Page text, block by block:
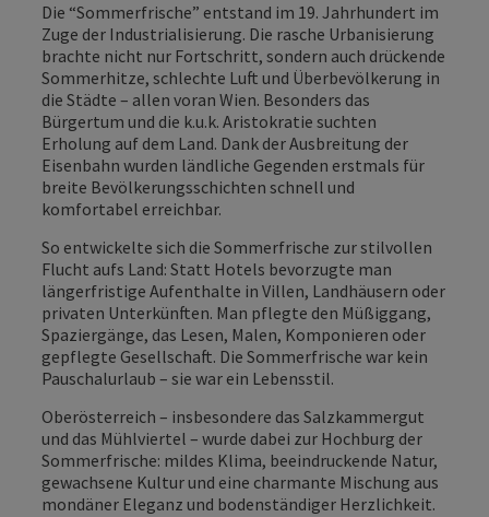
Die “Sommerfrische” entstand im 19. Jahrhundert im
Zuge der Industrialisierung. Die rasche Urbanisierung
brachte nicht nur Fortschritt, sondern auch drückende
Sommerhitze, schlechte Luft und Überbevölkerung in
die Städte – allen voran Wien. Besonders das
Bürgertum und die k.u.k. Aristokratie suchten
Erholung auf dem Land. Dank der Ausbreitung der
Eisenbahn wurden ländliche Gegenden erstmals für
breite Bevölkerungsschichten schnell und
komfortabel erreichbar.
So entwickelte sich die Sommerfrische zur stilvollen
Flucht aufs Land: Statt Hotels bevorzugte man
längerfristige Aufenthalte in Villen, Landhäusern oder
privaten Unterkünften. Man pflegte den Müßiggang,
Spaziergänge, das Lesen, Malen, Komponieren oder
gepflegte Gesellschaft. Die Sommerfrische war kein
Pauschalurlaub – sie war ein Lebensstil.
Oberösterreich – insbesondere das Salzkammergut
und das Mühlviertel – wurde dabei zur Hochburg der
Sommerfrische: mildes Klima, beeindruckende Natur,
gewachsene Kultur und eine charmante Mischung aus
mondäner Eleganz und bodenständiger Herzlichkeit.